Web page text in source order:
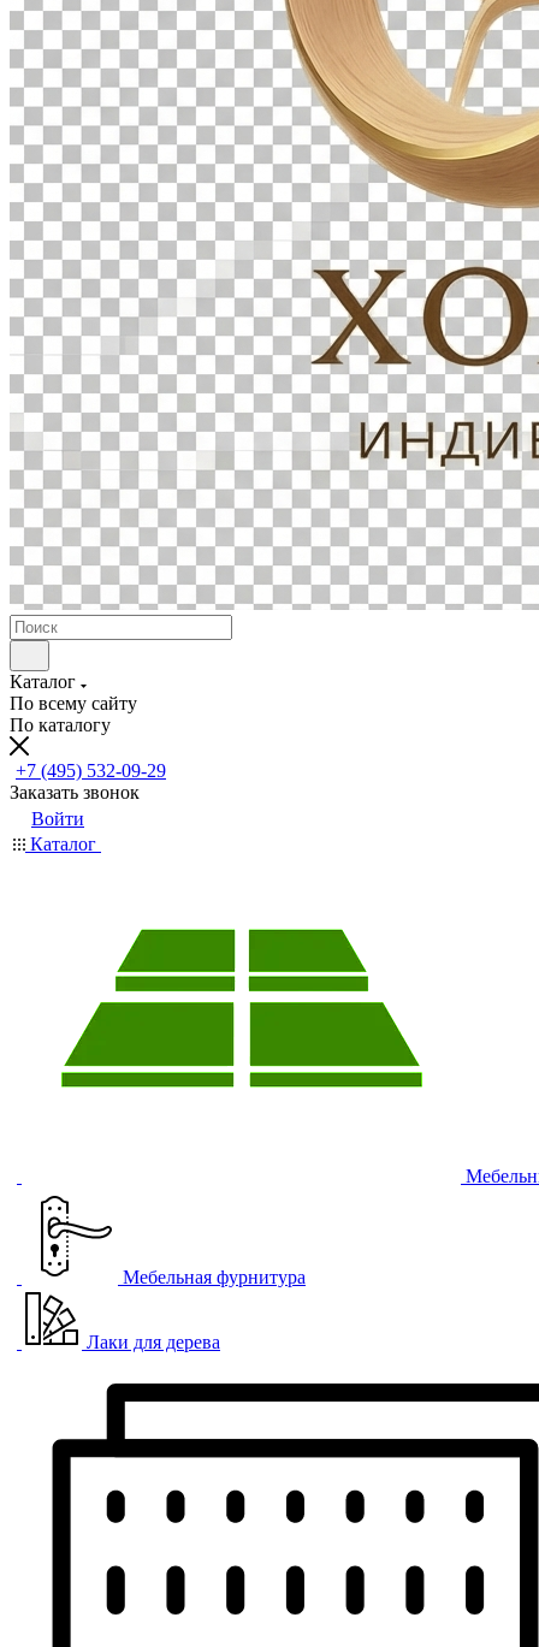
Каталог
По всему сайту
По каталогу
+7 (495) 532-09-29
Заказать звонок
Войти
Каталог
Мебельная фурнитура
Лаки для дерева